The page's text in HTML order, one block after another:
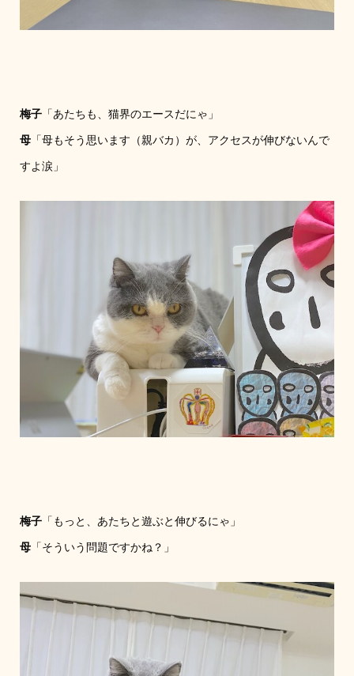
梅子「あたちも、猫界のエースだにゃ」
母「母もそう思います（親バカ）が、アクセスが伸びないんで
すよ涙」
梅子「もっと、あたちと遊ぶと伸びるにゃ」
母「そういう問題ですかね？」